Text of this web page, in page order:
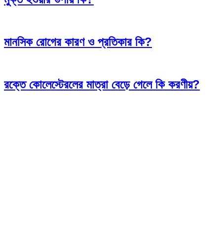
মানসিক রোগের কারণ ও প্রতিকার কি?
রক্তে কোলেস্টেরলের মাত্রা বেড়ে গেলে কি করণীয়?